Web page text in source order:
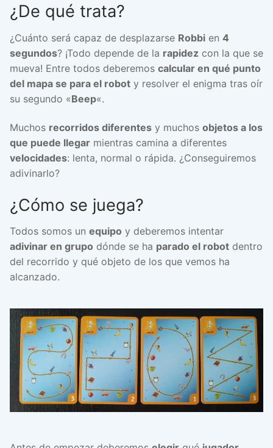
¿De qué trata?
¿Cuánto será capaz de desplazarse Robbi en 4
segundos? ¡Todo depende de la rapidez con la que se
mueva! Entre todos deberemos calcular en qué punto
del mapa se para el robot y resolver el enigma tras oír
su segundo «Beep«.
Muchos recorridos diferentes y muchos objetos a los
que puede llegar mientras camina a diferentes
velocidades: lenta, normal o rápida. ¿Conseguiremos
adivinarlo?
¿Cómo se juega?
Todos somos un equipo y deberemos intentar
adivinar en grupo dónde se ha parado el robot dentro
del recorrido y qué objeto de los que vemos ha
alcanzado.